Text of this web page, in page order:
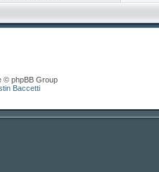
© phpBB Group
Baccetti